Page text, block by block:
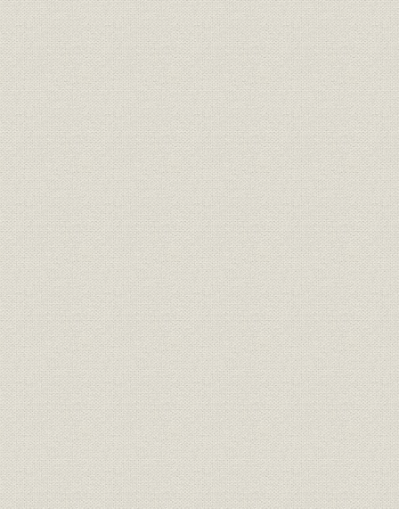
設備
明電舎の誕生と「モートルの明
電」 1897●明治30年→大正5年
●1916
大正3年
年)
資料
事業の拡大・発展と戦時下の経
営 1917●大正6年→昭和20年
●1945
大正6年
年)